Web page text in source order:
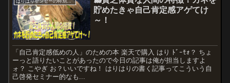
はりはりセンセーの特別講座
貯めたきゃ自己肯定感アゲてけ
～！
「自己肯定感低めの人」のための本 楽天で購入 はり ﾄﾞｰﾓｫ？ ちょ
ーっと語りたいことがあったので今日の記事は俺が担当しますよ
ォ？ こやぎ お？いいですね！ はりはりの書く記事ってこういう自
己啓発セミナー的なも...